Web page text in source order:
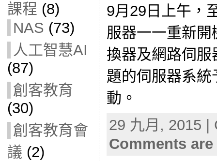
課程 (8)
NAS (73)
人工智慧AI
(87)
創客教育
(30)
創客教育會
議 (2)
9月29日上午，
服器一一重新
換器及網路伺
題的伺服器系
動。
29 九月, 2015
Comments